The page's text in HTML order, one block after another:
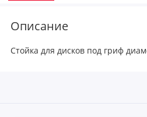
Описание
Стойка для дисков под гриф